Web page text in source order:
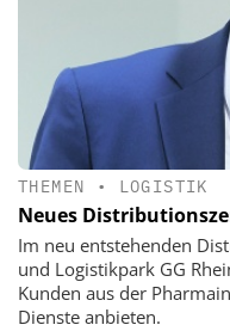
THEMEN • LOGISTIK
Neues
Im neu entstehenden
und Logistikpark GG
Kunden aus der
Dienste anbieten.